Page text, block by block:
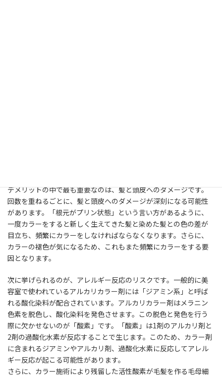
デメリットの中で最も重要なのは、髪と頭皮へのダメージです。
回数を重ねるごとに、髪と頭皮へのダメージが深刻になる可能性
があります。「根元がプリン状態」という言い方があるように、
一度カラーをすると新しく生えてきた髪と染めた髪との色の差が
目立ち、頻繁にカラーをしなければならなくなります。さらに、
カラーの褪色が気になるため、これもまた頻繁にカラーをする要
因となります。
次に挙げられるのが、アレルギー反応のリスクです。一般的に美
容室で使われているアルカリカラー剤には「ジアミン系」と呼ば
れる酸化染料が配合されています。アルカリカラー剤はメラニン
色素を脱色し、酸化染料を発色させます。この脱色と発色を行う
際に欠かせないのが「酸素」です。「酸素」は1剤のアルカリ剤と
2剤の過酸化水素が反応することで生じます。このため、カラー剤
に含まれるジアミンやアルカリ剤、過酸化水素に反応してアレル
ギー反応が起こる可能性があります。
さらに、カラー施術により残留した活性酸素が毛髪を作る毛母細